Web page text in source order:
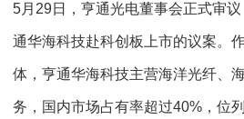
5月 29日，亨通光电董事会正式审
通华海科技赴科创板上市的议案。
体，亨通华海科技主营海洋光纤、
务，国内市场占有率超过40% ，位